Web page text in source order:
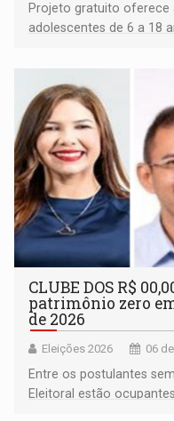
Projeto gratuito oferece
adolescentes de 6 a 18
CLUBE DOS R$
patrimônio zero
de 2026
Eleições 2026 06
Entre os postulantes
Eleitoral estão